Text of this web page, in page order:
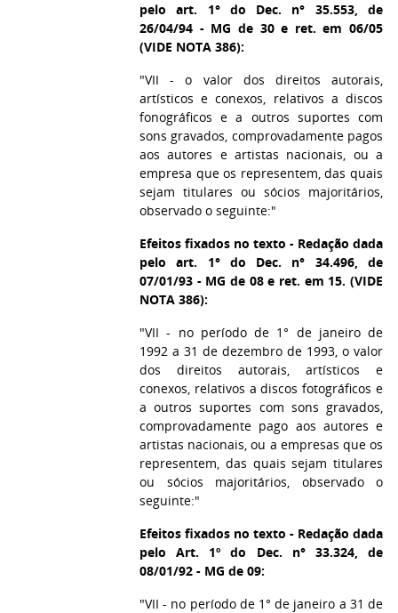
pelo art. 1° do Dec. n° 35.553, de
26/04/94 - MG de 30 e ret. em 06/05
(VIDE NOTA 386):
"VII - o valor dos direitos autorais,
artísticos e conexos, relativos a discos
fonográficos e a outros suportes com
sons gravados, comprovadamente pagos
aos autores e artistas nacionais, ou a
empresa que os representem, das quais
sejam titulares ou sócios majoritários,
observado o seguinte:"
Efeitos fixados no texto - Redação dada
pelo art. 1° do Dec. n° 34.496, de
07/01/93 - MG de 08 e ret. em 15. (VIDE
NOTA 386):
"VII - no período de 1° de janeiro de
1992 a 31 de dezembro de 1993, o valor
dos direitos autorais, artísticos e
conexos, relativos a discos fotográficos e
a outros suportes com sons gravados,
comprovadamente pago aos autores e
artistas nacionais, ou a empresas que os
representem, das quais sejam titulares
ou sócios majoritários, observado o
seguinte:"
Efeitos fixados no texto - Redação dada
pelo Art. 1º do Dec. n° 33.324, de
08/01/92 - MG de 09:
"VII - no período de 1° de janeiro a 31 de